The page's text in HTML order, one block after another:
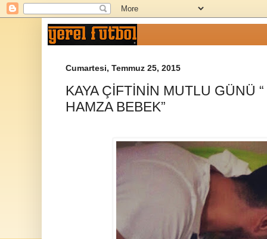
Cumartesi, Temmuz 25, 2015
KAYA ÇİFTİNİN MUTLU GÜNÜ
HAMZA BEBEK”